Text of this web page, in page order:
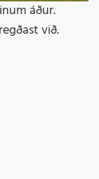
áður.
við.